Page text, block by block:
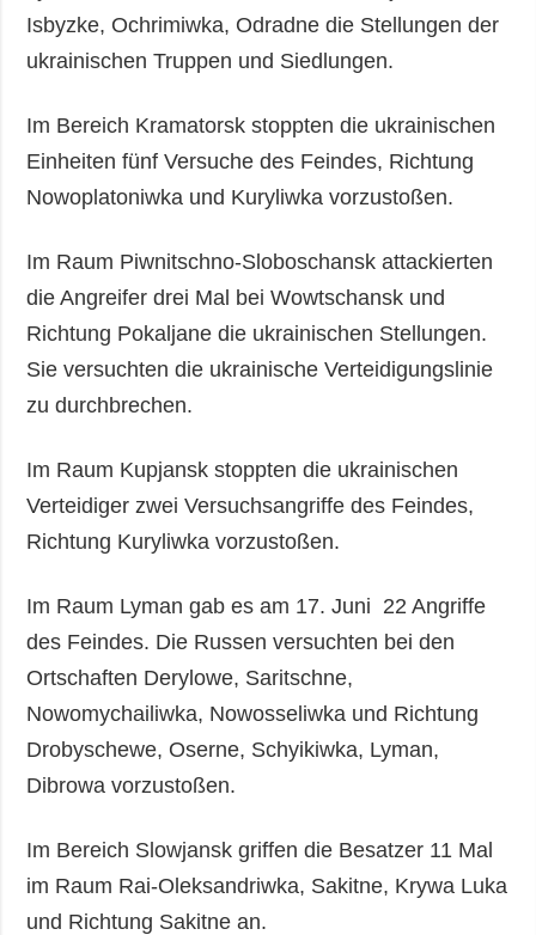
Isbyzke, Ochrimiwka, Odradne die Stellungen der
ukrainischen Truppen und Siedlungen.
Im Bereich Kramatorsk stoppten die ukrainischen
Einheiten fünf Versuche des Feindes, Richtung
Nowoplatoniwka und Kuryliwka vorzustoßen.
Im Raum Piwnitschno-Sloboschansk attackierten
die Angreifer drei Mal bei Wowtschansk und
Richtung Pokaljane die ukrainischen Stellungen.
Sie versuchten die ukrainische Verteidigungslinie
zu durchbrechen.
Im Raum Kupjansk stoppten die ukrainischen
Verteidiger zwei Versuchsangriffe des Feindes,
Richtung Kuryliwka vorzustoßen.
Im Raum Lyman gab es am 17. Juni 22 Angriffe
des Feindes. Die Russen versuchten bei den
Ortschaften Derylowe, Saritschne,
Nowomychailiwka, Nowosseliwka und Richtung
Drobyschewe, Oserne, Schyikiwka, Lyman,
Dibrowa vorzustoßen.
Im Bereich Slowjansk griffen die Besatzer 11 Mal
im Raum Rai-Oleksandriwka, Sakitne, Krywa Luka
und Richtung Sakitne an.